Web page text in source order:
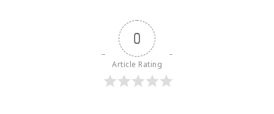
0
Article Rating